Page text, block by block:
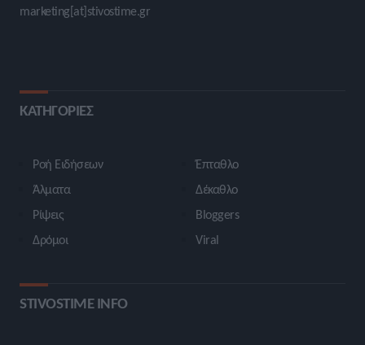
marketing[at]stivostime.gr
ΚΑΤΗΓΟΡΙΕΣ
Ροή Ειδήσεων
Άλματα
Ρίψεις
Δρόμοι
Έπταθλο
Δέκαθλο
Bloggers
Viral
STIVOSTIME INFO